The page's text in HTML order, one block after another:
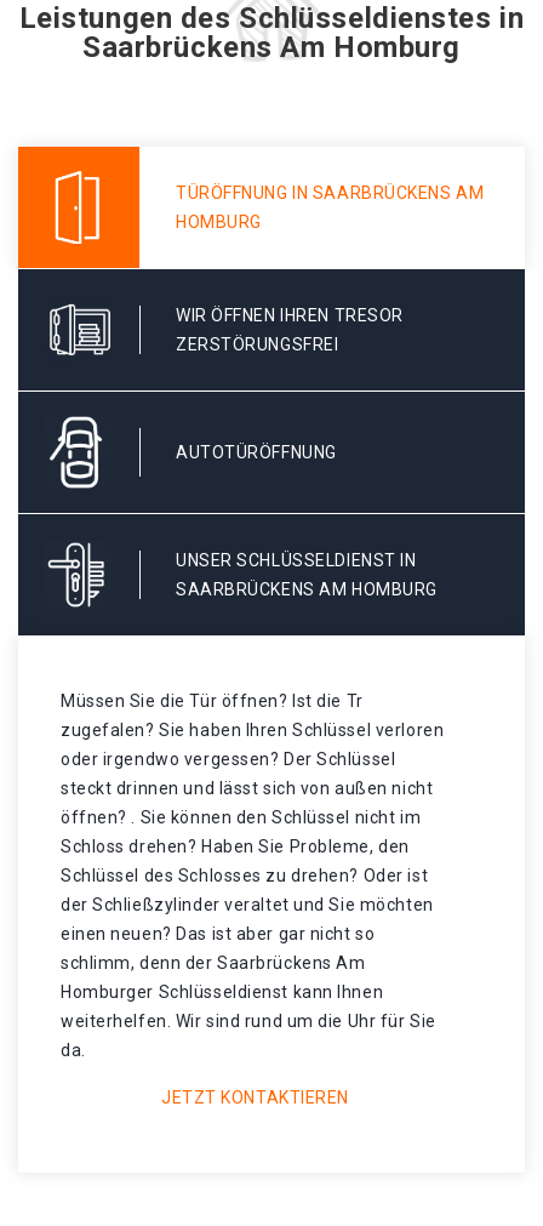
Leistungen des Schlüsseldienstes in
Saarbrückens Am Homburg
TÜRÖFFNUNG IN SAARBRÜCKENS AM
HOMBURG
WIR ÖFFNEN IHREN TRESOR
ZERSTÖRUNGSFREI
AUTOTÜRÖFFNUNG
UNSER SCHLÜSSELDIENST IN
SAARBRÜCKENS AM HOMBURG
Müssen Sie die Tür öffnen? Ist die Tr
zugefalen? Sie haben Ihren Schlüssel verloren
oder irgendwo vergessen? Der Schlüssel
steckt drinnen und lässt sich von außen nicht
öffnen? . Sie können den Schlüssel nicht im
Schloss drehen? Haben Sie Probleme, den
Schlüssel des Schlosses zu drehen? Oder ist
der Schließzylinder veraltet und Sie möchten
einen neuen? Das ist aber gar nicht so
schlimm, denn der Saarbrückens Am
Homburger Schlüsseldienst kann Ihnen
weiterhelfen. Wir sind rund um die Uhr für Sie
da.
JETZT KONTAKTIEREN